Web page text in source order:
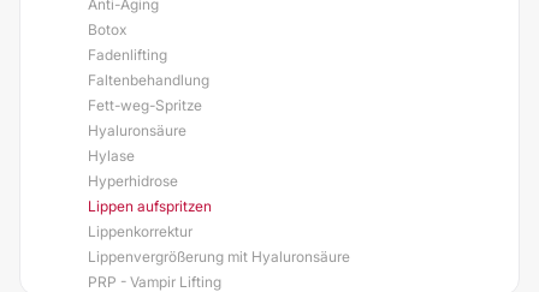
Anti-Aging
Botox
Fadenlifting
Faltenbehandlung
Fett-weg-Spritze
Hyaluronsäure
Hylase
Hyperhidrose
Lippen aufspritzen
Lippenkorrektur
Lippenvergrößerung mit Hyaluronsäure
PRP - Vampir Lifting